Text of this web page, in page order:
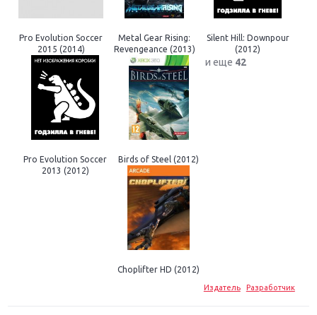
Pro Evolution Soccer
2015 (2014)
Metal Gear Rising:
Revengeance (2013)
Silent Hill: Downpour
(2012)
Pro Evolution Soccer
2013 (2012)
Birds of Steel (2012)
Choplifter HD (2012)
и еще 42
Издатель Разработчик